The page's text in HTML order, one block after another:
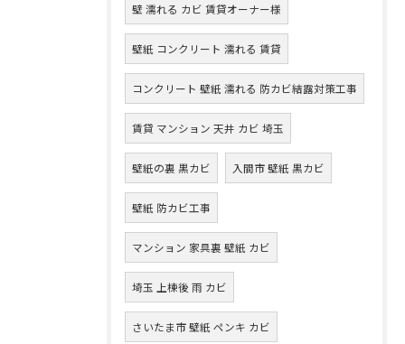
壁 濡れる カビ 賃貸オーナー様
壁紙 コンクリート 濡れる 賃貸
コンクリート 壁紙 濡れる 防カビ結露対策工事
賃貸 マンション 天井 カビ 埼玉
壁紙の裏 黒カビ 入間市 壁紙 黒カビ
壁紙 防カビ工事
マンション 家具裏 壁紙 カビ
埼玉 上棟後 雨 カビ
さいたま市 壁紙 ペンキ カビ